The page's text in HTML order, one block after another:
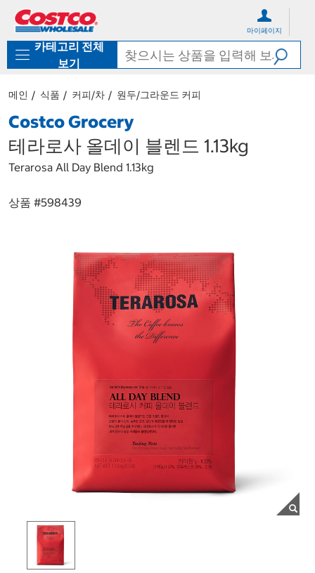
로
기
가
마이페이지
카테고리 전체
보기
메인 식품 커피/차 원두/그라운드 커피
Costco Grocery
테라로사 올데이 블렌드 1.13kg
Terarosa All Day Blend 1.13kg
상품 #598439